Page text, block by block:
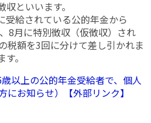
といいます。
受給されている公的年金から
8月に特別徴収（仮徴収）され
税額を3回に分けて差し引かれま
。
以上の公的年金受給者で、個人
お知らせ）【外部リンク】